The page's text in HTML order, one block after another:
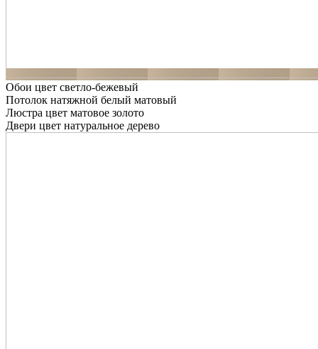
Обои цвет светло-бежевый
Потолок натяжной белый матовый
Люстра цвет матовое золото
Двери цвет натуральное дерево